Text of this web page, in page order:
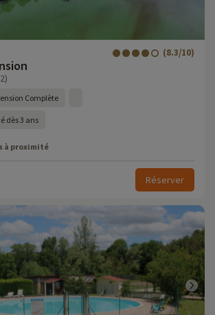
(8.3/10)
Complète
dès 3 ans
à proximité
Réserver